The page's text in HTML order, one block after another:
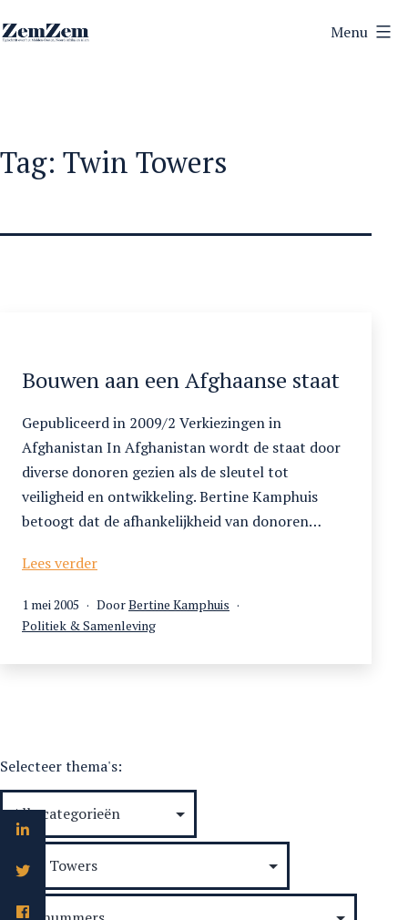
naar
Menu
Tag: Twin Towers
Bouwen aan een Afghaanse staat
Gepubliceerd in 2009/2 Verkiezingen in
Afghanistan In Afghanistan wordt de staat door
diverse donoren gezien als de sleutel tot
veiligheid en ontwikkeling. Bertine Kamphuis
betoogt dat de afhankelijkheid van donoren…
Lees verderBouwen
een
Afghaanse
Gepubliceerd
op
1 mei 2005 DoorBertine Kamphuis
Gecategoriseerd
Politiek & Samenleving
Selecteer thema's: